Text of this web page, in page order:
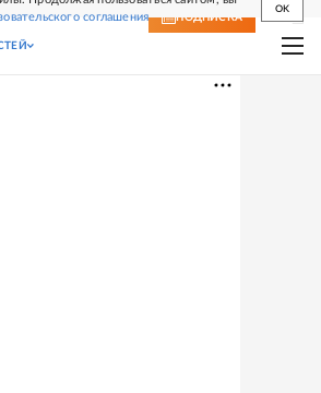
соглашения
OK
ПОДПИСКА